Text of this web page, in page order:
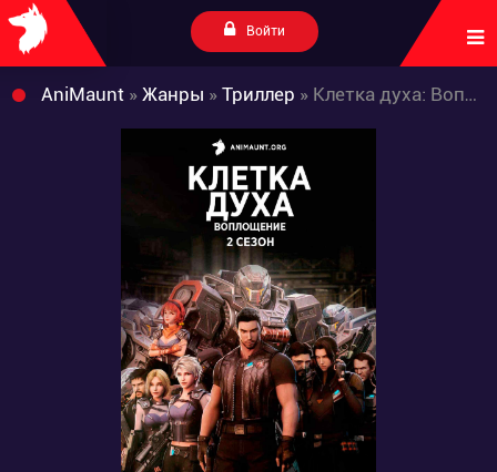
Войти
AniMaunt » Жанры » Триллер » Клетка духа: Воплощение 2